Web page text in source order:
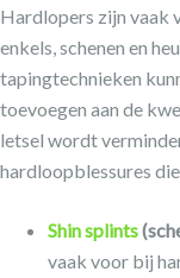
Hardlopers zijn vaak
enkels, schenen en
tapingtechnieken
toevoegen aan de
letsel wordt
hardloopblessures
Shin splints
vaak voor bij